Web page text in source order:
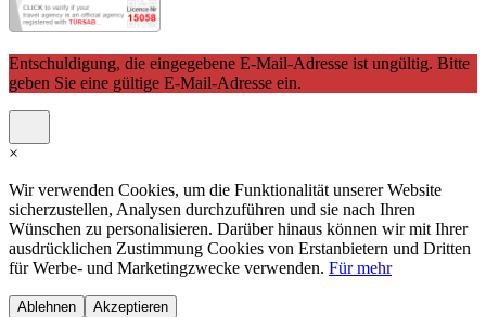
Entschuldigung, die eingegebene E-Mail-Adresse ist ungültig. Bitte
geben Sie eine gültige E-Mail-Adresse ein.
×
Wir verwenden Cookies, um die Funktionalität unserer Website
sicherzustellen, Analysen durchzuführen und sie nach Ihren
Wünschen zu personalisieren. Darüber hinaus können wir mit Ihrer
ausdrücklichen Zustimmung Cookies von Erstanbietern und Dritten
für Werbe- und Marketingzwecke verwenden. Für mehr
Ablehnen Akzeptieren